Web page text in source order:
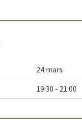
24 mars
19:30 - 21:00